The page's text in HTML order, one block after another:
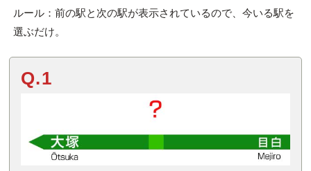
ルール：前の駅と次の駅が表示されているので、今いる駅を
選ぶだけ。
Q.1